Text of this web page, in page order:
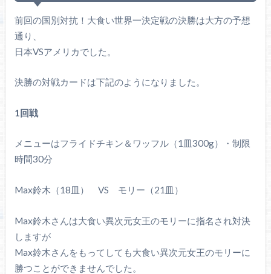
前回の国別対抗！大食い世界一決定戦の決勝は大方の予想
通り、
日本VSアメリカでした。
決勝の対戦カードは下記のようになりました。
1回戦
メニューはフライドチキン＆ワッフル（1皿300g）・制限
時間30分
Max鈴木（18皿） VS モリー（21皿）
Max鈴木さんは大食い異次元女王のモリーに指名され対決
しますが
Max鈴木さんをもってしても大食い異次元女王のモリーに
勝つことができませんでした。